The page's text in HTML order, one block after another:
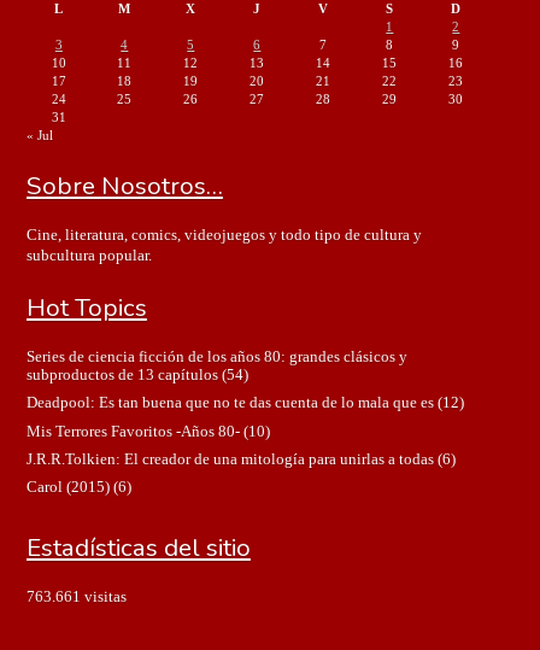
L M X J V S
D
1
2
3
4 5 6 7 8
9
10
11 12 13 14 15
16
17
18 19 20 21 22
23
24
25 26 27 28 29
30
31
« Jul
Sobre Nosotros…
Cine, literatura, comics, videojuegos y todo tipo de cultura y
subcultura popular.
Hot Topics
Series de ciencia ficción de los años 80: grandes clásicos y
subproductos de 13 capítulos(54)
Deadpool: Es tan buena que no te das cuenta de lo mala que es(12)
Mis Terrores Favoritos -Años 80-(10)
J.R.R.Tolkien: El creador de una mitología para unirlas a todas(6)
Carol (2015)(6)
Estadísticas del sitio
763.661 visitas